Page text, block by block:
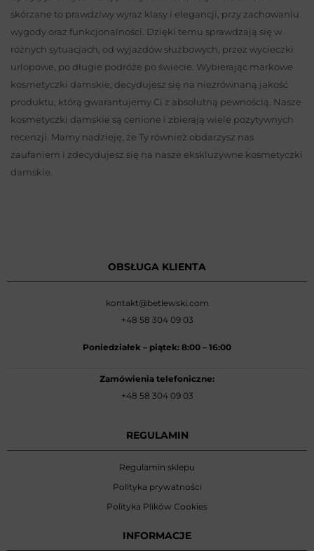
skórzane to prawdziwy wyraz klasy i elegancji, przy zachowaniu
wygody oraz funkcjonalności. Dzięki temu sprawdzają się w
różnych sytuacjach, od wyjazdów służbowych, przez wycieczki
urlopowe, po długie podróże po świecie. Wybierając markowe
kosmetyczki damskie, decydujesz się na niezrównaną jakość
produktu, którą gwarantujemy Ci z absolutną pewnością. Nasze
kosmetyczki damskie są cenione i zbierają wiele pozytywnych
recenzji. Mamy nadzieję, że Ty również obdarzysz nas
zaufaniem i zdecydujesz się na nasze ekskluzywne kosmetyczki
damskie.
OBSŁUGA KLIENTA
kontakt@betlewski.com
+48 58 304 09 03
Poniedziałek – piątek: 8:00 – 16:00
Zamówienia telefoniczne:
+48 58 304 09 03
REGULAMIN
Regulamin sklepu
Polityka prywatności
Polityka Plików Cookies
INFORMACJE